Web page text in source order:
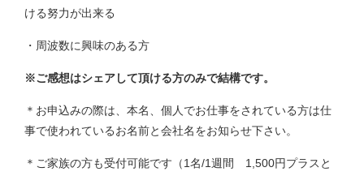
ける努力が出来る
・周波数に興味のある方
※ご感想はシェアして頂ける方のみで結構です。
＊お申込みの際は、本名、個人でお仕事をされている方は仕
事で使われているお名前と会社名をお知らせ下さい。
＊ご家族の方も受付可能です（1名/1週間 1,500円プラスと